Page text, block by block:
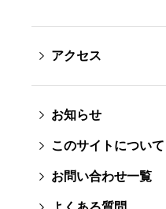
アクセス
お知らせ
このサイトについて
お問い合わせ一覧